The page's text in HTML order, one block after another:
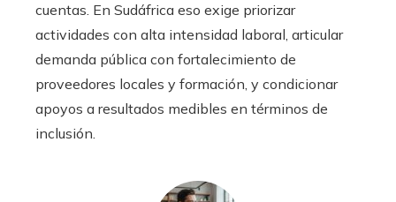
cuentas. En Sudáfrica eso exige priorizar
actividades con alta intensidad laboral, articular
demanda pública con fortalecimiento de
proveedores locales y formación, y condicionar
apoyos a resultados medibles en términos de
inclusión.